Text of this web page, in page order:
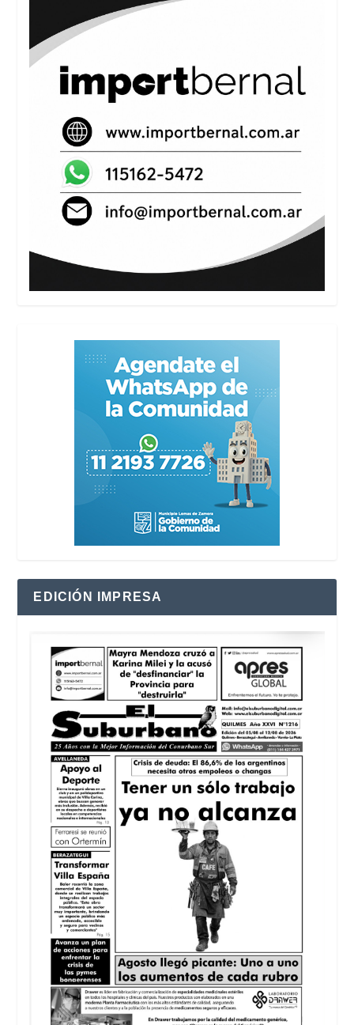
EDICIÓN IMPRESA